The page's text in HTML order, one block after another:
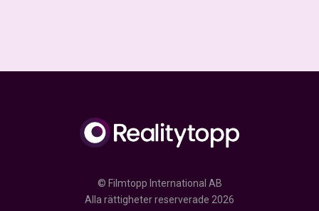
© Filmtopp International AB
Alla rättigheter reserverade 2026